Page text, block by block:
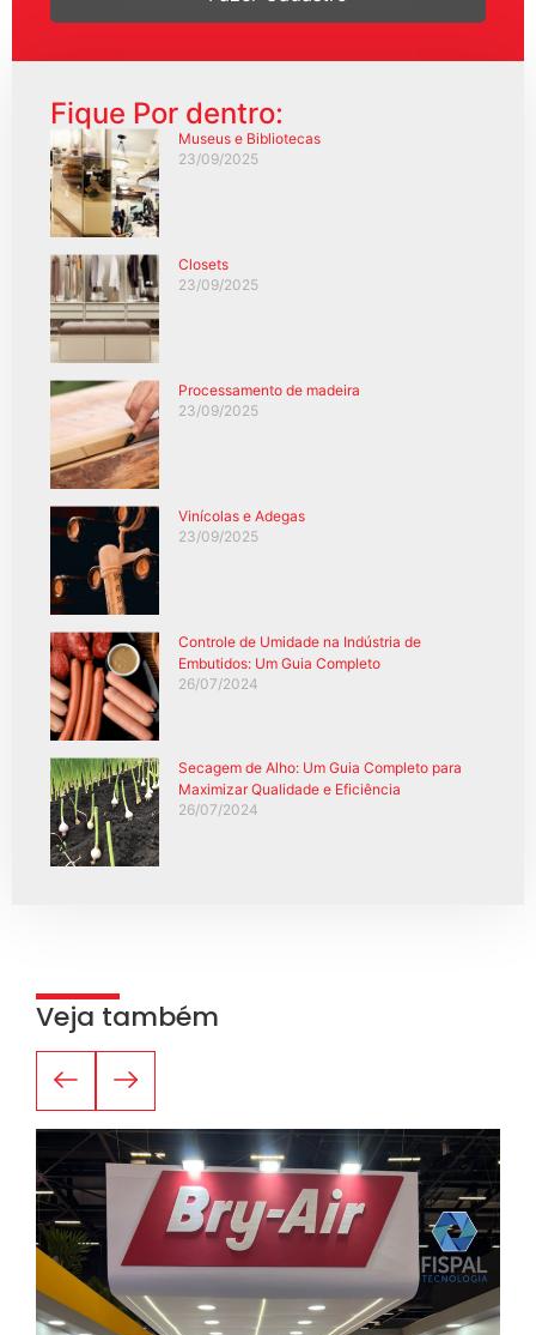
Fique Por dentro:
Museus e Bibliotecas
23/09/2025
Closets
23/09/2025
Processamento de madeira
23/09/2025
Vinícolas e Adegas
23/09/2025
Controle de Umidade na Indústria de
Embutidos: Um Guia Completo
26/07/2024
Secagem de Alho: Um Guia Completo para
Maximizar Qualidade e Eficiência
26/07/2024
Veja também